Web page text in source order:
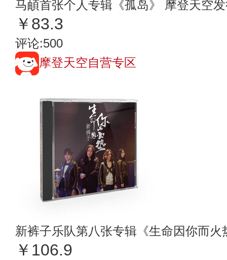
马頔首张个人专辑《孤岛》 摩登天空
￥83.3
评论:500
摩登天空自营专区
新裤子乐队第八张专辑《生命因你而火
￥106.9